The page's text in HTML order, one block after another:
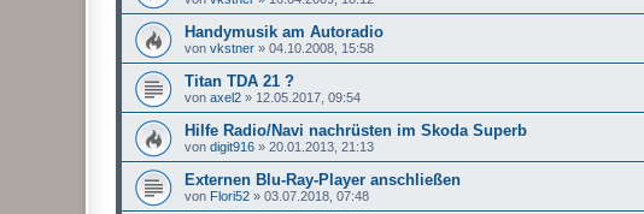
Handymusik am Autoradio
von vkstner » 04.10.2008, 15:58
Titan TDA 21 ?
von axel2 » 12.05.2017, 09:54
Hilfe Radio/Navi nachrüsten im Skoda Superb
von digit916 » 20.01.2013, 21:13
Externen Blu-Ray-Player anschließen
von Flori52 » 03.07.2018, 07:48